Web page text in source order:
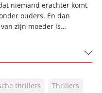
niemand erachter komt
ouders. En dan
zijn moeder is…
thrillers
Thrillers